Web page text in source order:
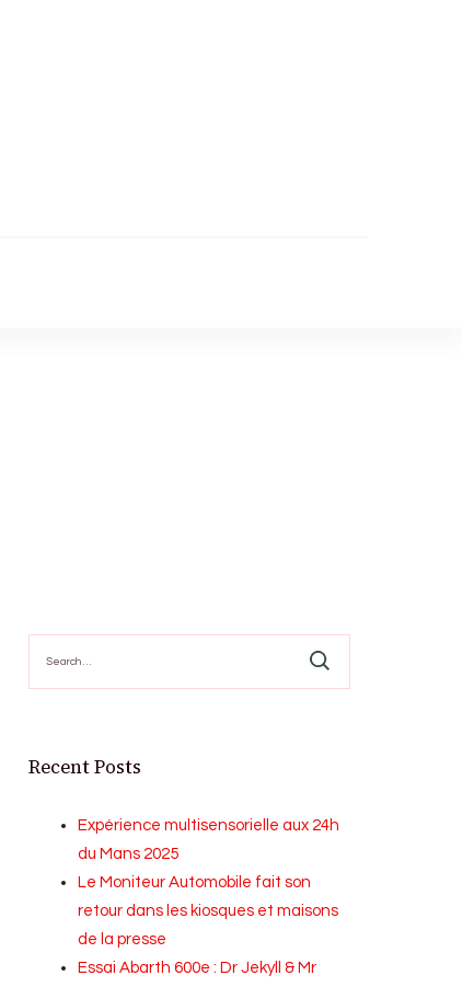
for:
Recent Posts
Expérience multisensorielle aux 24h
du Mans 2025
Le Moniteur Automobile fait son
retour dans les kiosques et maisons
de la presse
Essai Abarth 600e : Dr Jekyll & Mr